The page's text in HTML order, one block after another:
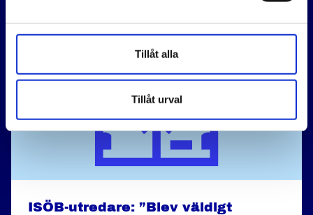
Tillåt alla
Tillåt urval
fungera", säger han.
ISÖB-utredare: ”Blev väldigt